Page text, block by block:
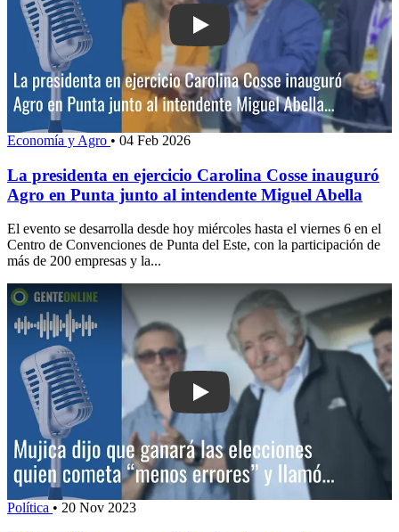
Play: La presidenta en ejercicio
Economía y Agro • 04 Feb 2026
La presidenta en ejercicio Carolina Cosse inauguró
Agro en Punta junto al intendente Miguel Abella
El evento se desarrolla desde hoy miércoles hasta el viernes 6 en el
Centro de Convenciones de Punta del Este, con la participación de
más de 200 empresas y la...
Play: Mujica dijo que ganará las
Política • 20 Nov 2023